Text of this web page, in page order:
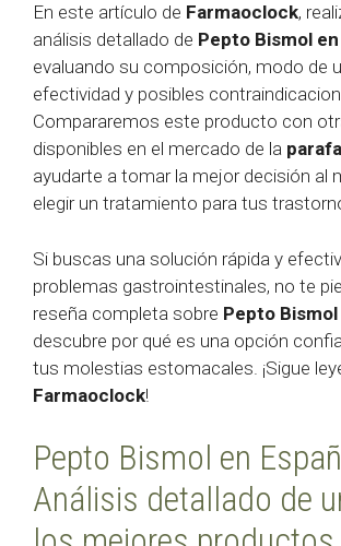
En este artículo de Farmaoclock,
análisis detallado de Pepto Bismol
evaluando su composición, modo de
efectividad y posibles
Compararemos este producto con
disponibles en el mercado de la
ayudarte a tomar la mejor decisión al
elegir un tratamiento para tus
Si buscas una solución rápida y
problemas gastrointestinales, no te
reseña completa sobre Pepto Bismol
descubre por qué es una opción
tus molestias estomacales. ¡Sigue
Farmaoclock!
Pepto Bismol en
Análisis detallado de